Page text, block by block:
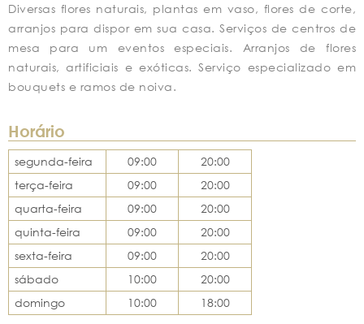
Diversas flores naturais, plantas em vaso, flores de corte,
arranjos para dispor em sua casa. Serviços de centros de
mesa para um eventos especiais. Arranjos de flores
naturais, artificiais e exóticas. Serviço especializado em
bouquets e ramos de noiva.
Horário
segunda-feira 09:00
20:00
terça-feira
09:00
20:00
quarta-feira
09:00
20:00
quinta-feira
09:00
20:00
sexta-feira
09:00
20:00
sábado
10:00
20:00
domingo
10:00 18:00